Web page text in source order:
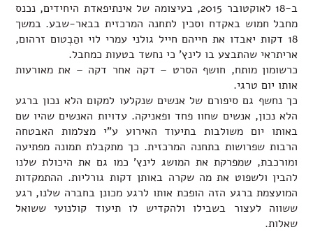
ב-18 לאוקטובר 2015, בעיצומה של אינתיפאדת היחידים, נכנס
מחבל חמוש באקדח וסכין לתחנה המרכזית בבאר-שבע. במשך
18 דקות יאבדו את חייהם חייל גולני עמרי לוי והַבְטום זרהום,
אריתראי שהתבצע בו לינץ' כי נחשד בטעות כמחבל.
כרשומון מותח, חושף הסרט – דקה אחר דקה – את מאורעות
אותו יום טרגי.
כך נחשף גם סיפורם של אנשים שנקלעו למקום הלא נכון ברגע
הלא נכון, אנשים שחוו פחד ופאניקה. עדויות האנשים שהיו שם
באותו יום משולבות בתיעוד האירוע ע"י מצלמות האבטחה
הרבות שפרושות בתחנה המרכזית. כך מתקבלת תמונה מפתיעה
ומורכבת, שמפרקת את המושג לינץ' כמו גם את היכולת שלנו
להבין ולשפוט את מה שקרה באותן דקות גורליות. ההתמקדות
המועצמת ברגע הזה הופכת אותו לרגע מכונן בחברה שלנו, רגע
ששווה לעצור בשבילו ולהקדיש לו תיעוד קולנועי ששואל
שאלות.